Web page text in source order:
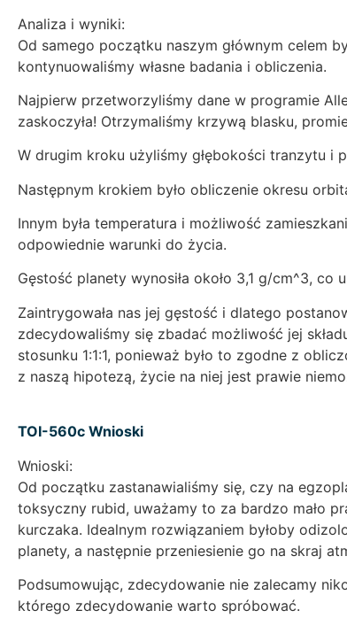
Analiza i wyniki:
Od samego początku naszym głównym celem
kontynuowaliśmy własne badania i obliczenia.
Najpierw przetworzyliśmy dane w programie
zaskoczyła! Otrzymaliśmy krzywą blasku,
W drugim kroku użyliśmy głębokości tranzytu i
Następnym krokiem było obliczenie okresu
Innym była temperatura i możliwość
odpowiednie warunki do życia.
Gęstość planety wynosiła około 3,1 g/cm^3,
Zaintrygowała nas jej gęstość i dlatego
zdecydowaliśmy się zbadać możliwość jej
stosunku 1:1:1, ponieważ było to zgodne z
z naszą hipotezą, życie na niej jest prawie
TOI-560c Wnioski
Wnioski:
Od początku zastanawialiśmy się, czy na
toksyczny rubid, uważamy to za bardzo mało
kurczaka. Idealnym rozwiązaniem byłoby
planety, a następnie przeniesienie go na skraj
Podsumowując, zdecydowanie nie zalecamy
którego zdecydowanie warto spróbować.